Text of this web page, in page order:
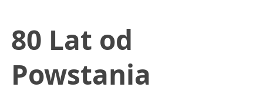
80 Lat od
Powstania